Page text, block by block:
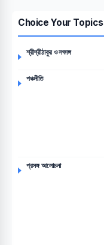
Choice Your Topics
শ্রীশ্রীঠাকুর ও সৎসঙ্গ
পঞ্চনীতি
প্রসঙ্গ আলোচনা